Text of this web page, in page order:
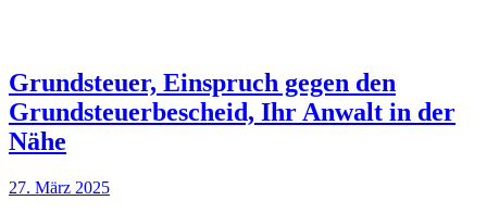
Grundsteuer, Einspruch gegen den
Grundsteuerbescheid, Ihr Anwalt in der
Nähe
27. März 2025